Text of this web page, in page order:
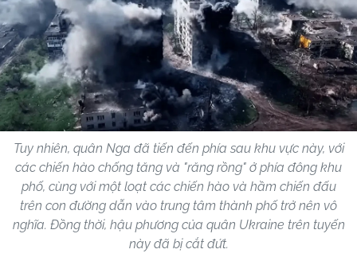
Tuy nhiên, quân Nga đã tiến đến phía sau khu vực này, với
các chiến hào chống tăng và "răng rồng" ở phía đông khu
phố, cùng với một loạt các chiến hào và hầm chiến đấu
trên con đường dẫn vào trung tâm thành phố trở nên vô
nghĩa. Đồng thời, hậu phương của quân Ukraine trên tuyến
này đã bị cắt đứt.